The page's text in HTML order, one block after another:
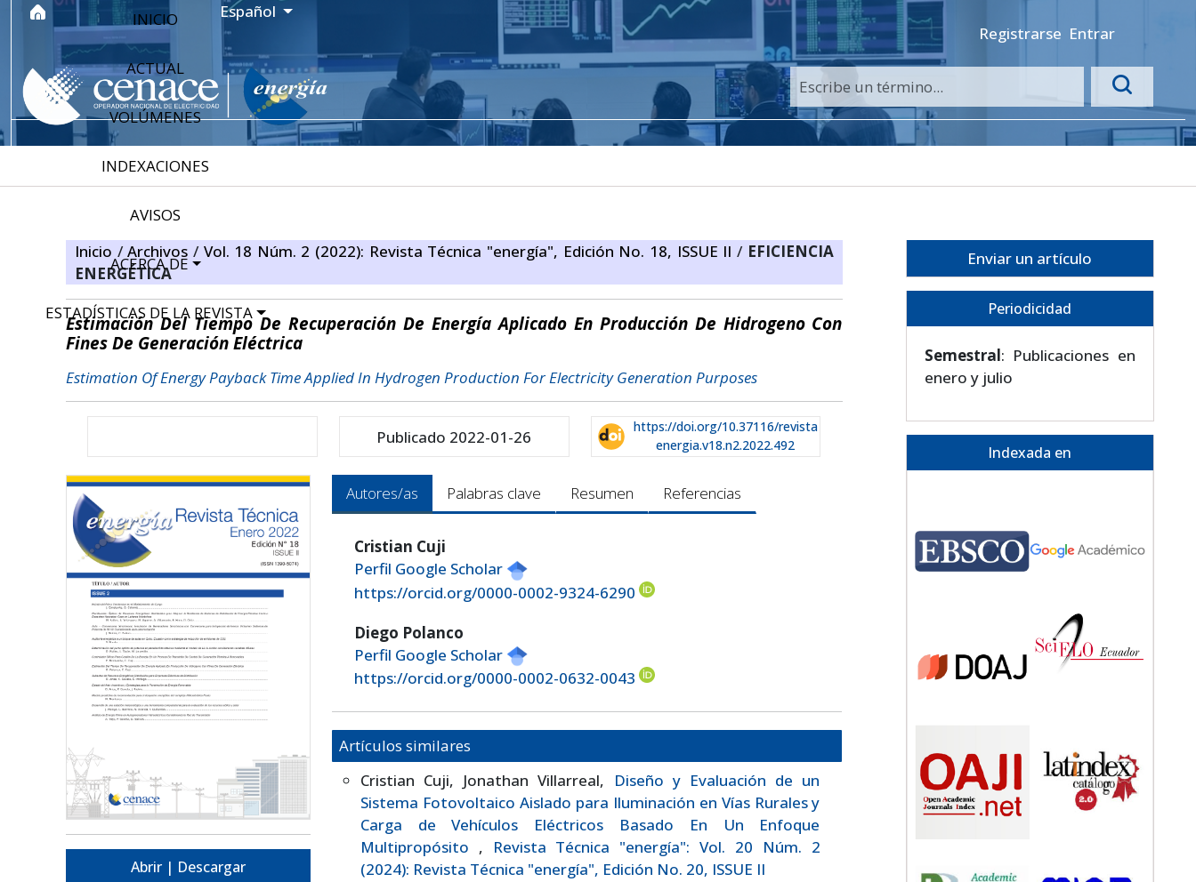
Ir al menú de navegación principal
Ir al contenido principal
Ir al pie de página del sitio Idioma
Español
Registrarse Entrar
INICIO
ACTUAL
VOLÚMENES
INDEXACIONES
AVISOS
ACERCA DE
ESTADÍSTICAS DE LA REVISTA
Inicio / Archivos / Vol. 18 Núm. 2 (2022): Revista Técnica "energía", Edición No. 18, ISSUE II / EFICIENCIA
ENERGÉTICA
Estimación Del Tiempo De Recuperación De Energía Aplicado En Producción De Hidrogeno Con
Fines De Generación Eléctrica
Estimation Of Energy Payback Time Applied In Hydrogen Production For Electricity Generation Purposes
Publicado 2022-01-26
https://doi.org/10.37116/revista
energia.v18.n2.2022.492
Abrir | Descargar
Autores/as Palabras clave Resumen Referencias
Cristian Cuji
Perfil Google Scholar
https://orcid.org/0000-0002-9324-6290
Diego Polanco
Perfil Google Scholar
https://orcid.org/0000-0002-0632-0043
Artículos similares
Cristian Cuji, Jonathan Villarreal,
Diseño y Evaluación de un
Sistema Fotovoltaico Aislado para Iluminación en Vías Rurales y
Carga de Vehículos Eléctricos Basado En Un Enfoque
Multipropósito ,
Revista Técnica "energía": Vol. 20 Núm. 2
(2024): Revista Técnica "energía", Edición No. 20, ISSUE II
Enviar un artículo
Periodicidad
Semestral: Publicaciones en
enero y julio
Indexada en